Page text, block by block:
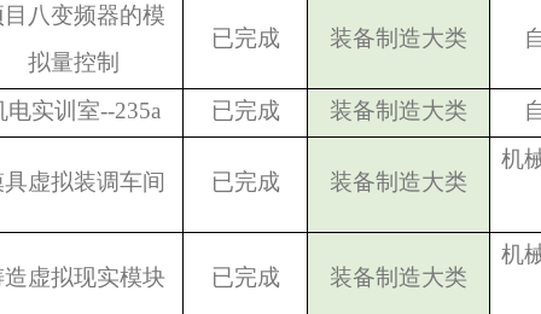
八变频器的模
拟量控制
已完成 装备制造大类
电实训室--235a 已完成 装备制造大类
虚拟装调车间 已完成 装备制造大类
机
虚拟现实模块 已完成 装备制造大类
机